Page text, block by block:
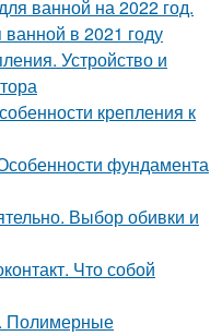
ванной на 2022 год.
в 2021 году
Устройство и
крепления к
фундамента
Выбор обивки и
Что собой
Полимерные